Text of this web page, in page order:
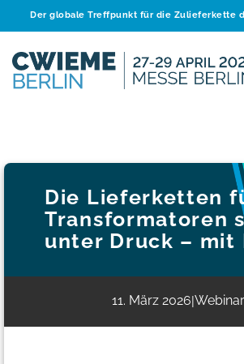
Der globale Treffpunkt für die Zulieferkette
Die Lieferketten
Transformatoren
unter Druck – mit
11. März 2026|